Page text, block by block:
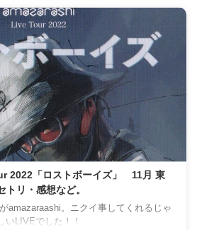
2022「ロストボーイズ」 11月 東
リ・感想など。
amazaraashi。ニクイ事してくれるじゃ
いLIVEでした！！